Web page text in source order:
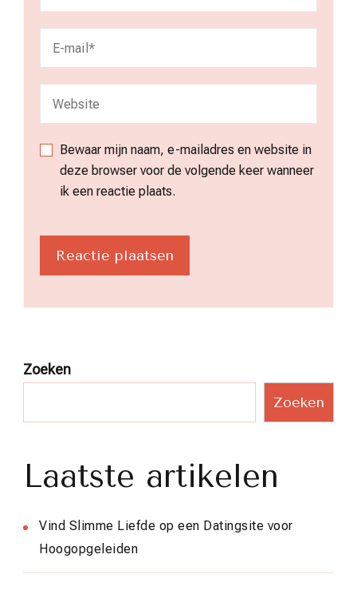
Bewaar mijn naam, e-mailadres en website in
deze browser voor de volgende keer wanneer
ik een reactie plaats.
Zoeken
Zoeken
Laatste artikelen
Vind Slimme Liefde op een Datingsite voor
Hoogopgeleiden